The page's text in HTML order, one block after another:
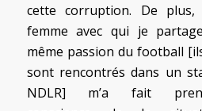
cette corruption. De plus,
femme avec qui je
même passion du football
sont rencontrés dans un
NDLR] m’a fait